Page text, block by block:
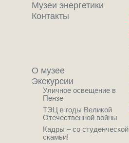
Музеи энергетики
Контакты
О музее
Экскурсии
Уличное освещение в
Пензе
ТЭЦ в годы Великой
Отечественной войны
Кадры – со студенческой
скамьи!